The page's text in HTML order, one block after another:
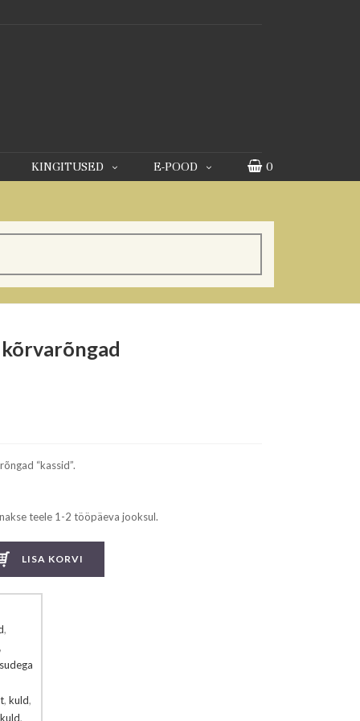
KINGITUSED E-POOD 0
“kassid”.
teele 1-2 tööpäeva jooksul.
LISA KORVI
,
,
, kuld,
,